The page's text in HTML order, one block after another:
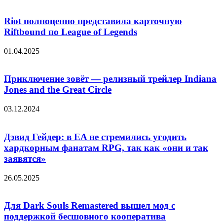
Riot полноценно представила карточную
Riftbound по League of Legends
01.04.2025
Приключение зовёт — релизный трейлер Indiana
Jones and the Great Circle
03.12.2024
Дэвид Гейдер: в EA не стремились угодить
хардкорным фанатам RPG, так как «они и так
заявятся»
26.05.2025
Для Dark Souls Remastered вышел мод с
поддержкой бесшовного кооператива